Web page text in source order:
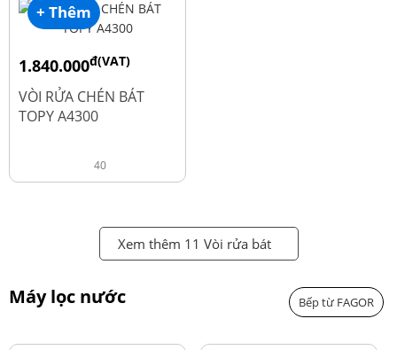
+ Thêm
1.840.000đ(VAT)
2.450.000
VÒI RỬA CHÉN BÁT
TOPY A4300
40
Xem thêm 11 Vòi rửa bát
Máy lọc nước Bếp từ FAGOR